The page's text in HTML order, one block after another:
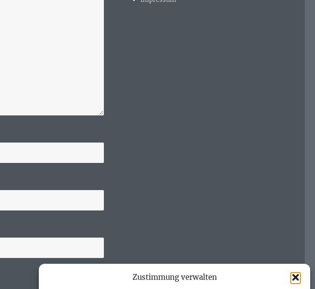
Zustimmung verwalten